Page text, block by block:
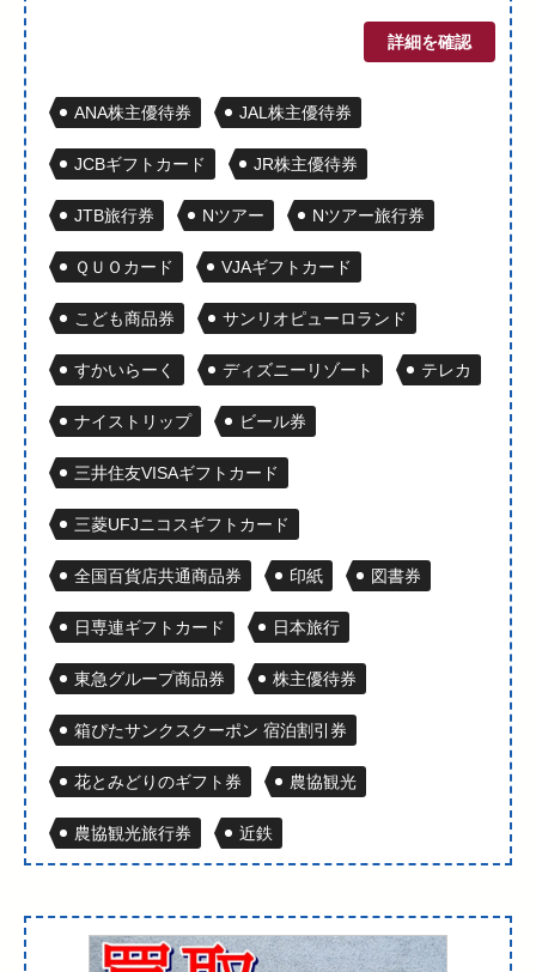
詳細を確認
ANA株主優待券 JAL株主優待券
JCBギフトカード JR株主優待券
JTB旅行券 Nツアー Nツアー旅行券
ＱＵＯカード VJAギフトカード
こども商品券 サンリオピューロランド
すかいらーく ディズニーリゾート テレカ
ナイストリップ ビール券
三井住友VISAギフトカード
三菱UFJニコスギフトカード
全国百貨店共通商品券 印紙 図書券
日専連ギフトカード 日本旅行
東急グループ商品券 株主優待券
箱ぴたサンクスクーポン 宿泊割引券
花とみどりのギフト券 農協観光
農協観光旅行券 近鉄